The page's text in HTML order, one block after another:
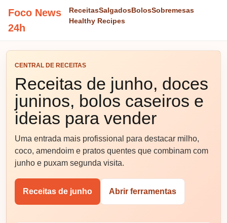
Foco News
24h
ReceitasSalgadosBolosSobremesas
Healthy Recipes
CENTRAL DE RECEITAS
Receitas de junho, doces
juninos, bolos caseiros e
ideias para vender
Uma entrada mais profissional para destacar milho,
coco, amendoim e pratos quentes que combinam com
junho e puxam segunda visita.
Receitas de junho Abrir ferramentas